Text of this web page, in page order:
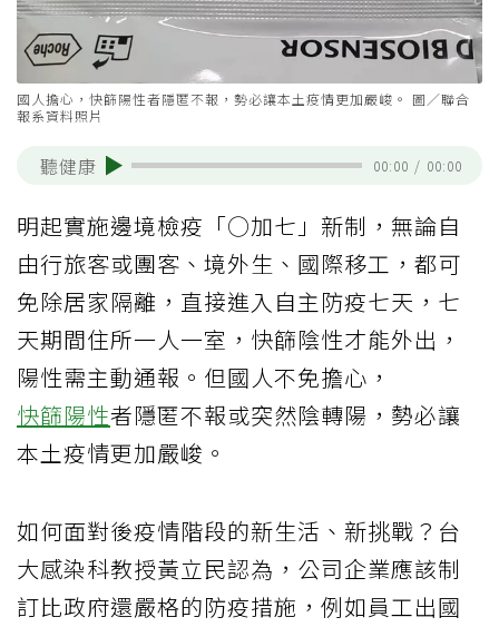
國人擔心，快篩陽性者隱匿不報，勢必讓本土疫情更加嚴峻。 圖／聯合
報系資料照片
聽健康 00:00 / 00:00
明起實施邊境檢疫「○加七」新制，無論自
由行旅客或團客、境外生、國際移工，都可
免除居家隔離，直接進入自主防疫七天，七
天期間住所一人一室，快篩陰性才能外出，
陽性需主動通報。但國人不免擔心，
快篩陽性者隱匿不報或突然陰轉陽，勢必讓
本土疫情更加嚴峻。
如何面對後疫情階段的新生活、新挑戰？台
大感染科教授黃立民認為，公司企業應該制
訂比政府還嚴格的防疫措施，例如員工出國